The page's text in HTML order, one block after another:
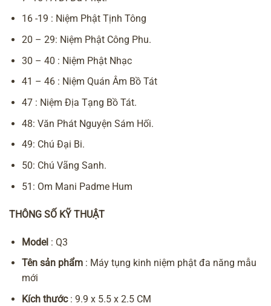
16 -19 : Niệm Phật Tịnh Tông
20 – 29: Niệm Phật Công Phu.
30 – 40 : Niệm Phật Nhạc
41 – 46 : Niệm Quán Âm Bồ Tát
47 : Niệm Địa Tạng Bồ Tát.
48: Văn Phát Nguyện Sám Hối.
49: Chú Đại Bi.
50: Chú Vãng Sanh.
51: Om Mani Padme Hum
THÔNG SỐ KỸ THUẬT
Model : Q3
Tên sản phẩm : Máy tụng kinh niệm phật đa năng mẫu
mới
Kích thước: 9.9 x 5.5 x 2.5 CM